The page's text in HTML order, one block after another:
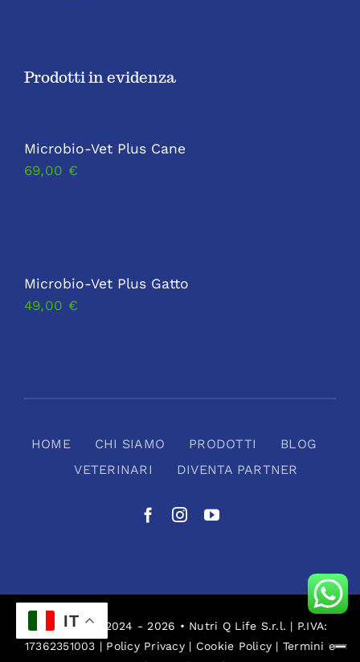
Prodotti in evidenza
Microbio-Vet Plus Cane
69,00 €
Microbio-Vet Plus Gatto
49,00 €
HOME CHI SIAMO PRODOTTI
BLOG
VETERINARI
DIVENTA PARTNER
© Copyright 2024 - 2026 • Nutri Q Life S.r.l. | P.IVA:
17362351003 | Policy Privacy | Cookie Policy | Termini e
IT